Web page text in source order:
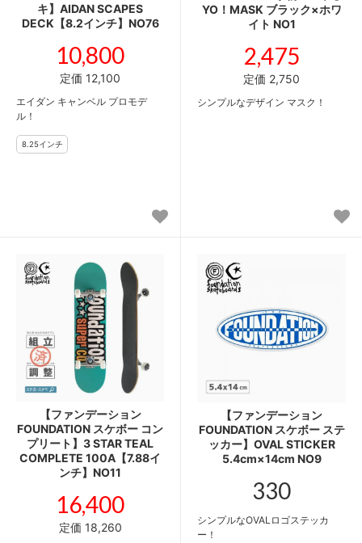
キ】AIDAN SCAPES
DECK【8.2インチ】NO76
10,800
定価 12,100
エイダン キャンベル プロモデ
ル！
YO！MASK ブラック×ホワ
イト NO1
2,475
定価 2,750
シンプルなデザイン マスク！
【ファンデーション
FOUNDATION スケボー コン
プリート】3 STAR TEAL
COMPLETE 100A【7.88イ
ンチ】NO11
16,400
定価 18,260
【ファンデーション
FOUNDATION スケボー ステ
ッカー】OVAL STICKER
5.4cm×14cm NO9
330
シンプルなOVALロゴステッカ
ー！